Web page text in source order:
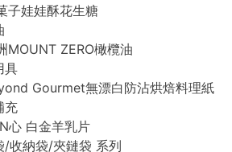
子娃娃酥花生糖
MOUNT ZERO橄欖油
具
Gourmet無漂白防沾烘焙料理紙
充
心 白金羊乳片
/收納袋/夾鏈袋 系列